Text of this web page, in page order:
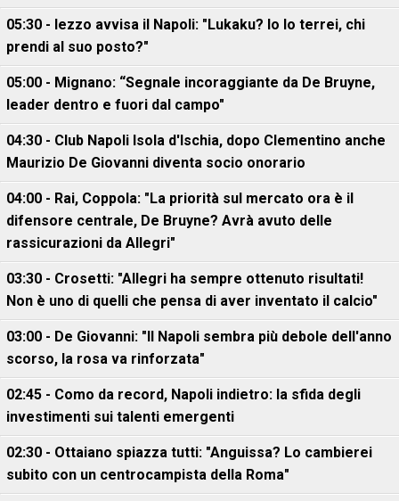
05:30 - Iezzo avvisa il Napoli: "Lukaku? Io lo terrei, chi
prendi al suo posto?"
05:00 - Mignano: “Segnale incoraggiante da De Bruyne,
leader dentro e fuori dal campo"
04:30 - Club Napoli Isola d'Ischia, dopo Clementino anche
Maurizio De Giovanni diventa socio onorario
04:00 - Rai, Coppola: "La priorità sul mercato ora è il
difensore centrale, De Bruyne? Avrà avuto delle
rassicurazioni da Allegri"
03:30 - Crosetti: "Allegri ha sempre ottenuto risultati!
Non è uno di quelli che pensa di aver inventato il calcio"
03:00 - De Giovanni: "Il Napoli sembra più debole dell'anno
scorso, la rosa va rinforzata"
02:45 - Como da record, Napoli indietro: la sfida degli
investimenti sui talenti emergenti
02:30 - Ottaiano spiazza tutti: "Anguissa? Lo cambierei
subito con un centrocampista della Roma"